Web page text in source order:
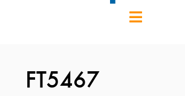
FT5467